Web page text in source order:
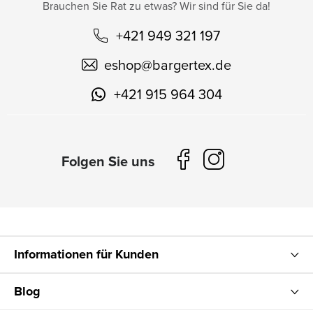
Brauchen Sie Rat zu etwas? Wir sind für Sie da!
+421 949 321 197
eshop@bargertex.de
+421 915 964 304
Informationen für Kunden
Blog